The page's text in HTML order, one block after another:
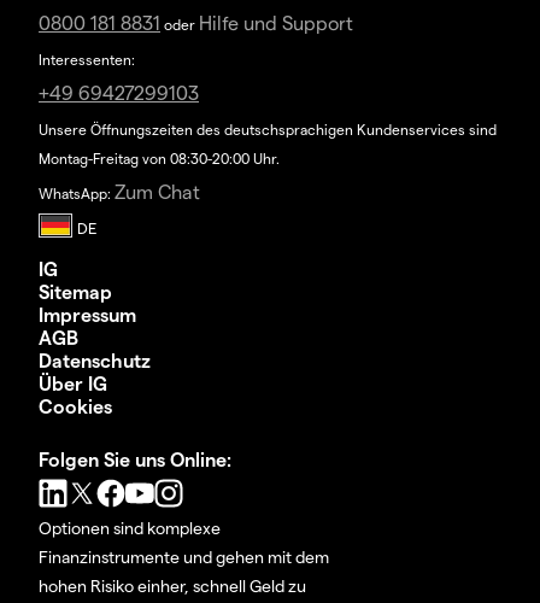
0800 181 8831 oder Hilfe und Support
Interessenten:
+49 69427299103
Unsere Öffnungszeiten des deutschsprachigen Kundenservices sind
Montag-Freitag von 08:30-20:00 Uhr.
WhatsApp: Zum Chat
IG
Sitemap
Impressum
AGB
Datenschutz
Über IG
Cookies
Folgen Sie uns Online:
Optionen sind komplexe
Finanzinstrumente und gehen mit dem
hohen Risiko einher, schnell Geld zu